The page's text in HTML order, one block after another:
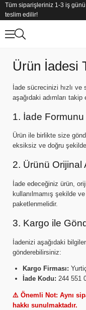
Tüm siparişleriniz 1-3 iş
teslim edilir!
Ürün İadesi
İade sücrecinizi hızlı
aşağıdaki adımları
1. İade
Ürün ile birlikte size
eksiksiz ve doğru
2. Ürünü Orijinal
İade edeceğiniz ürün,
kullanılmamış şekilde
paketlenmelidir.
3. Kargo ile
İadenizi aşağıdaki
gönderebilirsiniz:
Kargo Firması:
İade Kodu: 244 551
⚠️ Önemli Not: Aynı
hakkı sunulmaktadır.